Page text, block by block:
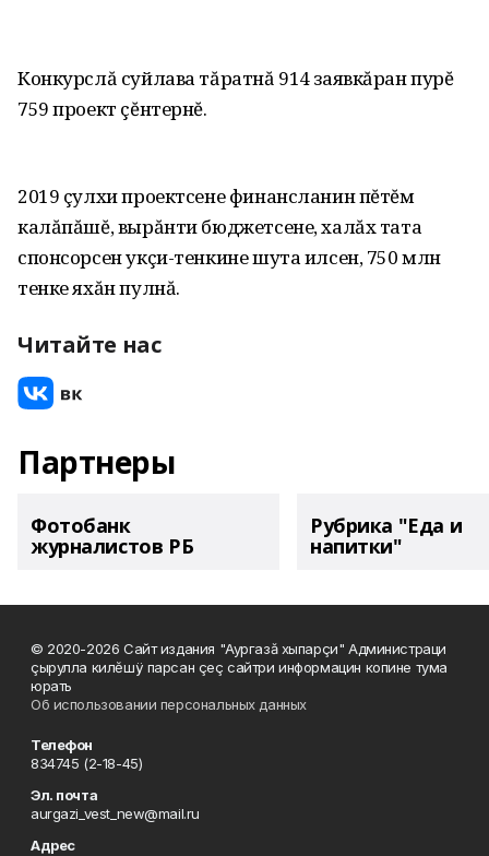
Конкурслă суйлава тăратнă 914 заявкăран пурĕ
759 проект çĕнтернĕ.
2019 çулхи проектсене финансланин пĕтĕм
калăпăшĕ, вырăнти бюджетсене, халăх тата
спонсорсен укçи-тенкине шута илсен, 750 млн
тенке яхăн пулнă.
Читайте нас
Партнеры
Фотобанк
журналистов РБ
Рубрика "Еда и
напитки"
© 2020-2026 Сайт издания "Аургазă хыпарçи" Администраци
çырулла килĕшÿ парсан çеç сайтри информацин копине тума
юрать
Об использовании персональных данных
Телефон
834745 (2-18-45)
Эл. почта
aurgazi_vest_new@mail.ru
Адрес